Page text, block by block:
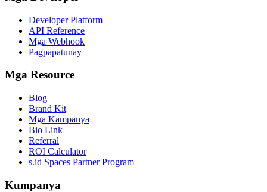
Developer Platform
API Reference
Mga Webhook
Pagpapatunay
Mga Resource
Blog
Brand Kit
Mga Kampanya
Bio Link
Referral
ROI Calculator
s.id Spaces Partner Program
Kumpanya